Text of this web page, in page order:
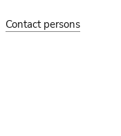
Contact persons